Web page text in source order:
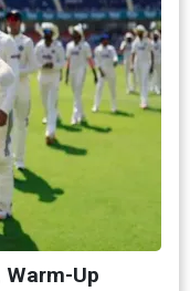
Warm-Up